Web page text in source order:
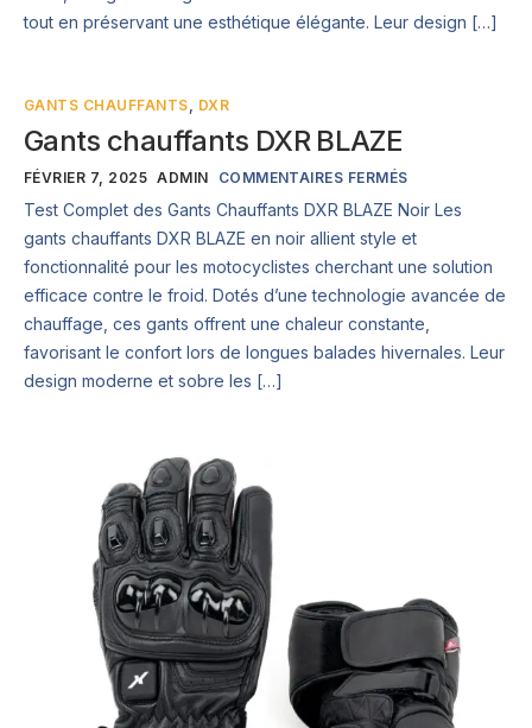
tout en préservant une esthétique élégante. Leur design […]
GANTS CHAUFFANTS DXR
Gants chauffants DXR BLAZE
FÉVRIER 7, 2025 ADMIN COMMENTAIRES FERMÉS
Test Complet des Gants Chauffants DXR BLAZE Noir Les
gants chauffants DXR BLAZE en noir allient style et
fonctionnalité pour les motocyclistes cherchant une solution
efficace contre le froid. Dotés d’une technologie avancée de
chauffage, ces gants offrent une chaleur constante,
favorisant le confort lors de longues balades hivernales. Leur
design moderne et sobre les […]